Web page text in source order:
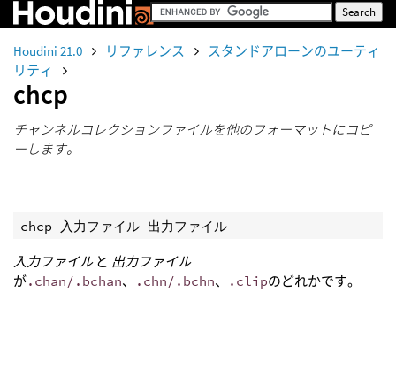
Houdini 21.0 リファレンス
スタンドアローンのユーティ
リティ
chcp
チャンネルコレクションファイルを他のフォーマットにコピ
ーします。
chcp 入力ファイル 出力ファイル
入力ファイルと 出力ファイル
が.chan/.bchan、 .chn/.bchn、 .clipのどれかです。